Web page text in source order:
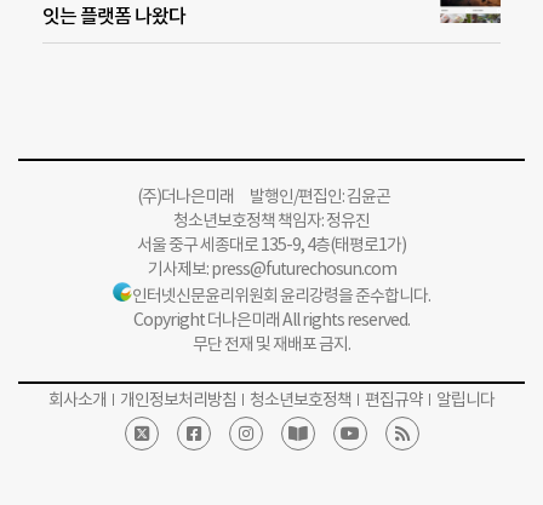
잇는 플랫폼 나왔다
(주)더나은미래 발행인/편집인: 김윤곤
청소년보호정책 책임자: 정유진
서울 중구 세종대로 135-9, 4층(태평로1가)
기사제보:press@futurechosun.com
인터넷신문윤리위원회 윤리강령을 준수합니다.
Copyright 더나은미래 All rights reserved.
무단 전재 및 재배포 금지.
회사소개 개인정보처리방침 청소년보호정책 편집규약 알립니다